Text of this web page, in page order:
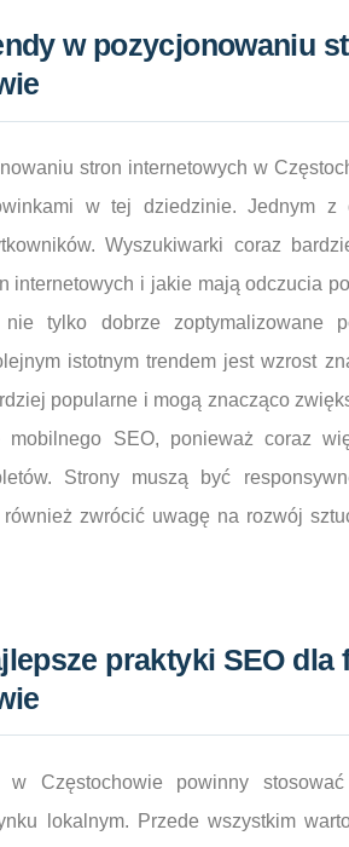
w pozycjonowaniu
stron internetowych w
w tej dziedzinie. Jednym z
Wyszukiwarki coraz
internetowych i jakie mają odczucia
nie tylko dobrze zoptymalizowane
istotnym trendem jest wzrost
popularne i mogą znacząco
mobilnego SEO, ponieważ coraz
Strony muszą być
również zwrócić uwagę na rozwój
praktyki SEO dla
w Częstochowie powinny
lokalnym. Przede wszystkim